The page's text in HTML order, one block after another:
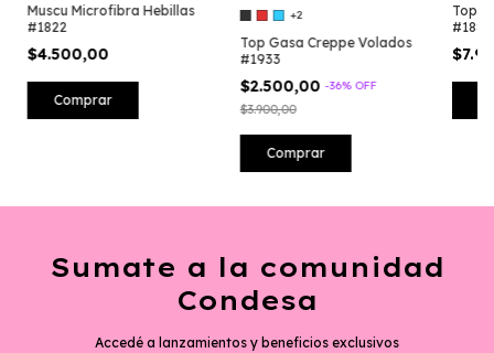
Muscu Microfibra Hebillas
#1822
$4.500,00
Comprar
+2
Top Gasa Creppe Volados
#1933
$2.500,00-36% OFF
$3.900,00
Comprar
Top
#1886
Sumate a la comunidad
Condesa
Accedé a lanzamientos y beneficios exclusivos